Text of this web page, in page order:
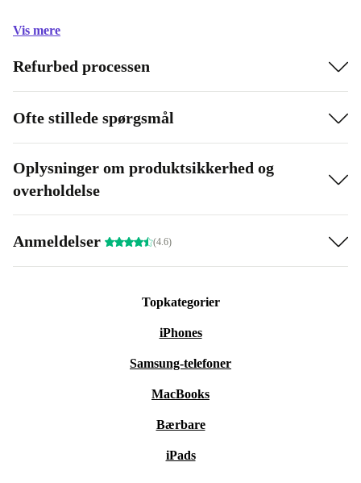
Vis mere
Refurbed processen
Ofte stillede spørgsmål
Oplysninger om produktsikkerhed og
overholdelse
Anmeldelser (4.6)
Topkategorier
iPhones
Samsung-telefoner
MacBooks
Bærbare
iPads